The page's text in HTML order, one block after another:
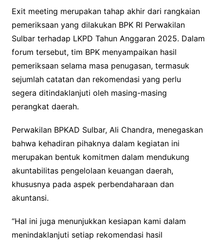
Exit meeting merupakan tahap akhir dari rangkaian
pemeriksaan yang dilakukan BPK RI Perwakilan
Sulbar terhadap LKPD Tahun Anggaran 2025. Dalam
forum tersebut, tim BPK menyampaikan hasil
pemeriksaan selama masa penugasan, termasuk
sejumlah catatan dan rekomendasi yang perlu
segera ditindaklanjuti oleh masing-masing
perangkat daerah.
Perwakilan BPKAD Sulbar, Ali Chandra, menegaskan
bahwa kehadiran pihaknya dalam kegiatan ini
merupakan bentuk komitmen dalam mendukung
akuntabilitas pengelolaan keuangan daerah,
khususnya pada aspek perbendaharaan dan
akuntansi.
“Hal ini juga menunjukkan kesiapan kami dalam
menindaklanjuti setiap rekomendasi hasil